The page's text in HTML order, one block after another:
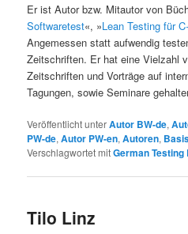
Er ist Autor bzw. Mitautor von
Softwaretest«, »Lean Testing für
Angemessen statt aufwendig
Zeitschriften. Er hat eine Vielzahl
Zeitschriften und Vorträge auf
Tagungen, sowie Seminare
Veröffentlicht unterAutor BW-de,
PW-de,Autor PW-en,Autoren,
Verschlagwortet mitGerman Testing
Tilo Linz